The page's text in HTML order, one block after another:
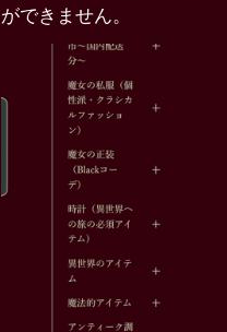
ができません。